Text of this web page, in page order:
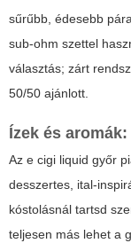
sűrűbb, édesebb
sub‑ohm szettel
választás; zárt
50/50 ajánlott.
Ízek és
Az e cigi liquid győr
desszertes,
kóstolásnál tartsd
teljesen más lehet a